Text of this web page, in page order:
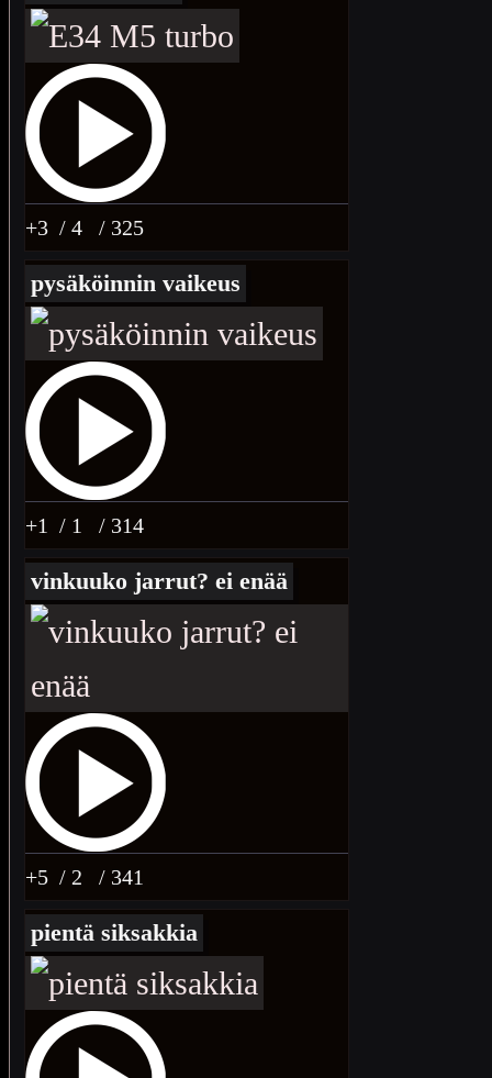
+3 / 4 / 325
pysäköinnin vaikeus
+1 / 1 / 314
vinkuuko jarrut? ei enää
+5 / 2 / 341
pientä siksakkia